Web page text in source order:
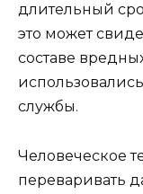
длительный
это может
составе
службы.
Человеческое
переваривать